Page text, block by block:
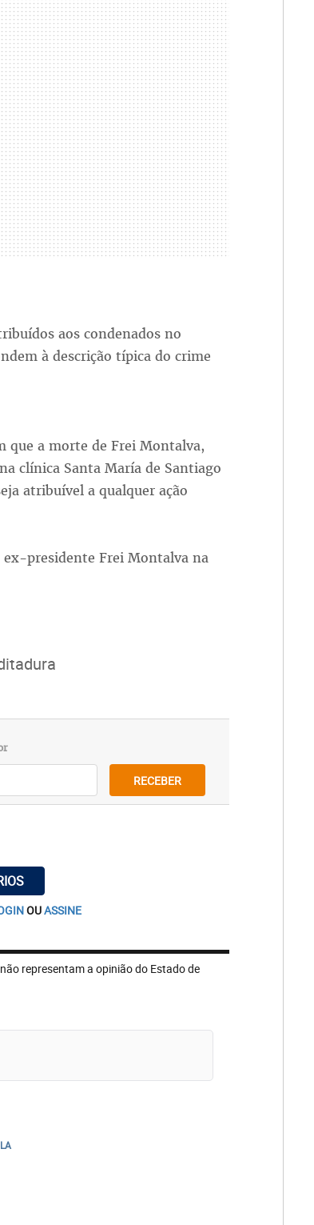
aos condenados no
à descrição típica do crime
que a morte de Frei Montalva,
clínica Santa María de Santiago
atribuível a qualquer ação
ex-presidente Frei Montalva na
RECEBER
OUASSINE
representam a opinião do Estado de